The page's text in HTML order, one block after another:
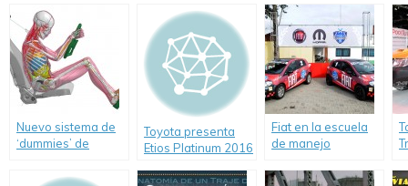
Nuevo sistema de
‘dummies’ de
pruebas virtuales
Toyota presenta
Etios Platinum 2016
Fiat en la escuela
de manejo
Experience”.